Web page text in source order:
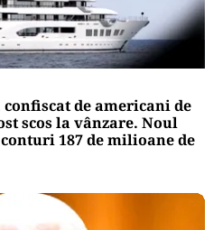
de americani de
scos la vânzare. Noul
187 de milioane de